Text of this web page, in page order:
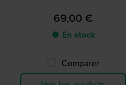
69,00 €
● En stock
Comparer